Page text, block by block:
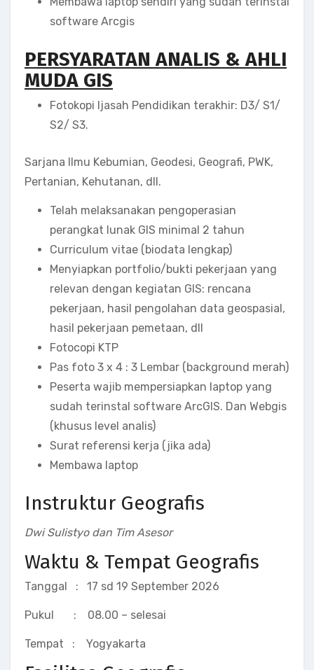
software Arcgis
PERSYARATAN ANALIS & AHLI
MUDA GIS
Fotokopi Ijasah Pendidikan terakhir: D3/ S1/
S2/ S3.
Sarjana Ilmu Kebumian, Geodesi, Geografi, PWK,
Pertanian, Kehutanan, dll.
Telah melaksanakan pengoperasian
perangkat lunak GIS minimal 2 tahun
Curriculum vitae (biodata lengkap)
Menyiapkan portfolio/bukti pekerjaan yang
relevan dengan kegiatan GIS: rencana
pekerjaan, hasil pengolahan data geospasial,
hasil pekerjaan pemetaan, dll
Fotocopi KTP
Pas foto 3 x 4 : 3 Lembar (background merah)
Peserta wajib mempersiapkan laptop yang
sudah terinstal software ArcGIS. Dan Webgis
(khusus level analis)
Surat referensi kerja (jika ada)
Membawa laptop
Instruktur Geografis
Dwi Sulistyo dan Tim Asesor
Waktu & Tempat Geografis
Tanggal : 17 sd 19 September 2026
Pukul : 08.00 – selesai
Tempat : Yogyakarta